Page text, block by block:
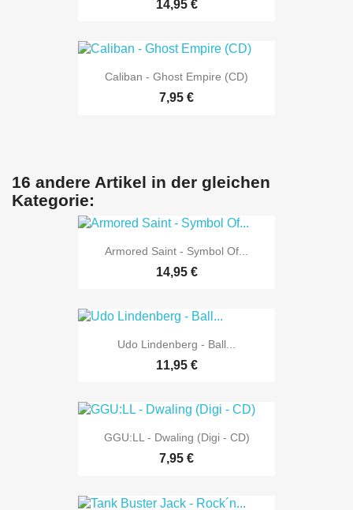
14,95 €
Caliban - Ghost Empire (CD)
7,95 €
16 andere Artikel in der gleichen
Kategorie:
Armored Saint - Symbol Of...
14,95 €
Udo Lindenberg - Ball...
11,95 €
GGU:LL - Dwaling (Digi - CD)
7,95 €